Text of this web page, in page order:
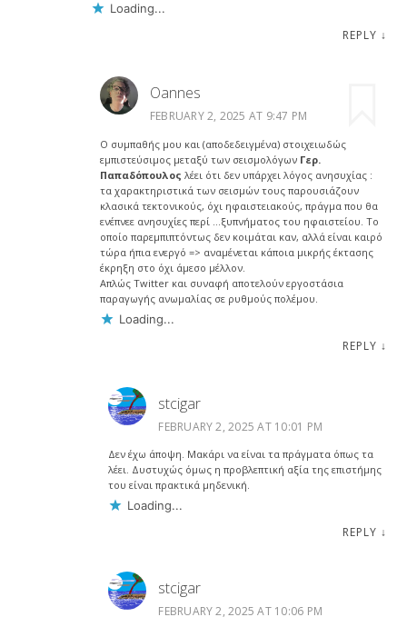
Loading...
REPLY ↓
Oannes
FEBRUARY 2, 2025 AT 9:47 PM
Ο συμπαθής μου και (αποδεδειγμένα) στοιχειωδώς
εμπιστεύσιμος μεταξύ των σεισμολόγων Γερ.
Παπαδόπουλος λέει ότι δεν υπάρχει λόγος ανησυχίας :
τα χαρακτηριστικά των σεισμών τους παρουσιάζουν
κλασικά τεκτονικούς, όχι ηφαιστειακούς, πράγμα που θα
ενέπνεε ανησυχίες περί …ξυπνήματος του ηφαιστείου. Το
οποίο παρεμπιπτόντως δεν κοιμάται καν, αλλά είναι καιρό
τώρα ήπια ενεργό => αναμένεται κάποια μικρής έκτασης
έκρηξη στο όχι άμεσο μέλλον.
Απλώς Twitter και συναφή αποτελούν εργοστάσια
παραγωγής ανωμαλίας σε ρυθμούς πολέμου.
Loading...
REPLY ↓
stcigar
FEBRUARY 2, 2025 AT 10:01 PM
Δεν έχω άποψη. Μακάρι να είναι τα πράγματα όπως τα
λέει. Δυστυχώς όμως η προβλεπτική αξία της επιστήμης
του είναι πρακτικά μηδενική.
Loading...
REPLY ↓
stcigar
FEBRUARY 2, 2025 AT 10:06 PM